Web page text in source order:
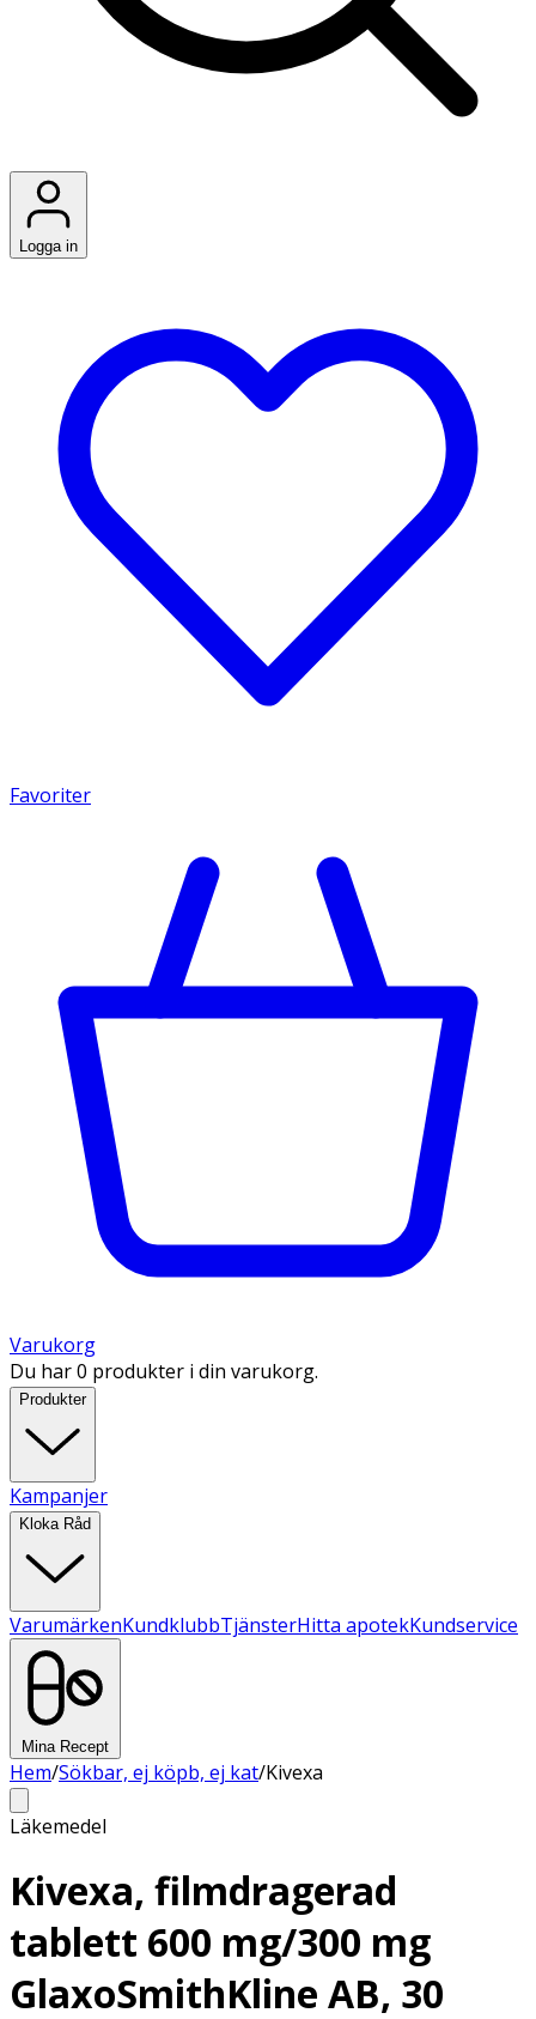
Logga in
Favoriter
Varukorg
Du har 0 produkter i din varukorg.
Produkter
Kampanjer
Kloka Råd
VarumärkenKundklubbTjänsterHitta apotekKundservice
Mina Recept
Hem/Sökbar, ej köpb, ej kat/Kivexa
Läkemedel
Kivexa, filmdragerad
tablett 600 mg/300 mg
GlaxoSmithKline AB, 30